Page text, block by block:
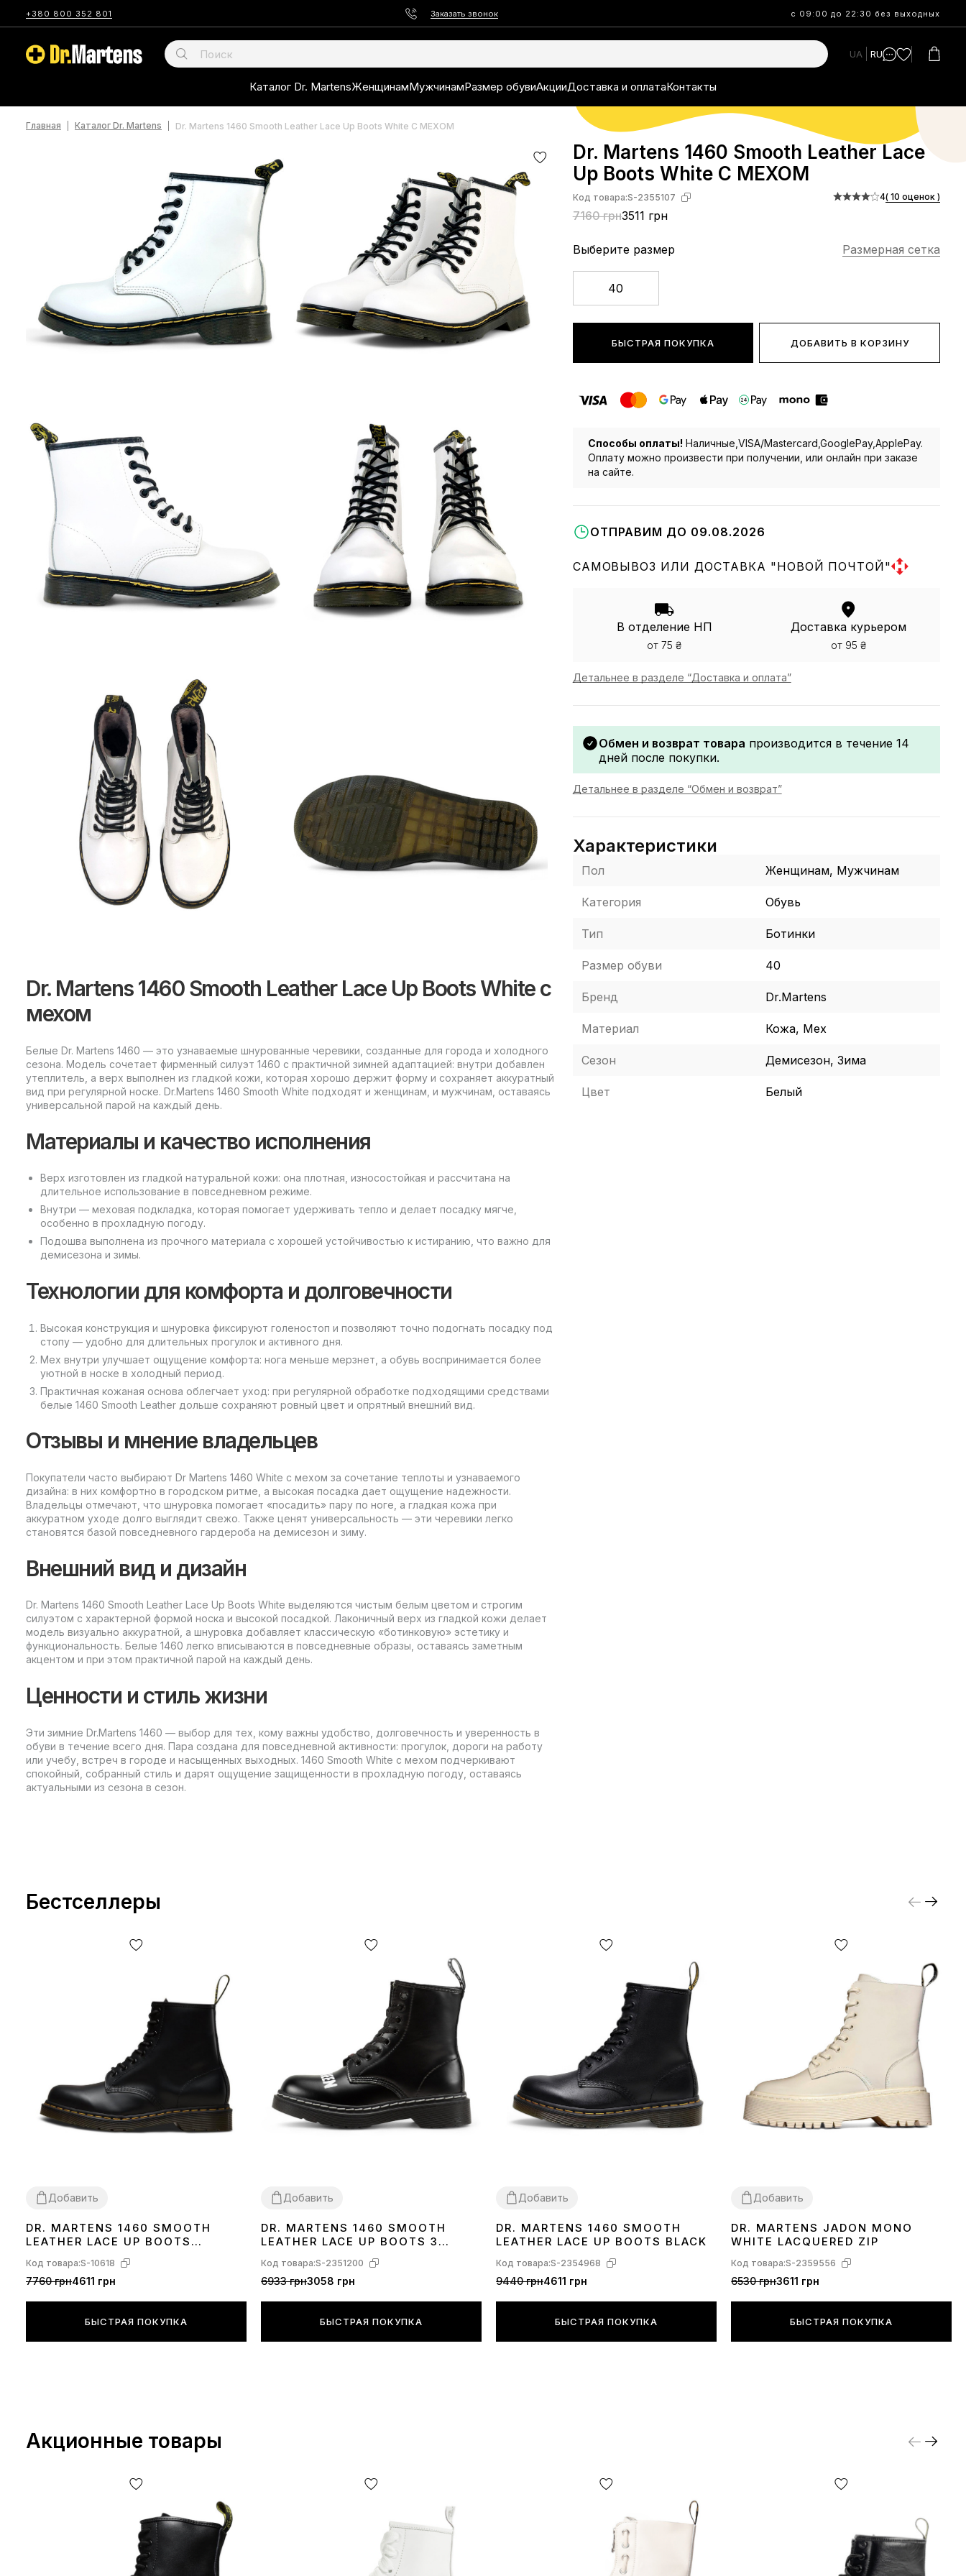
+380 800 352 801 Заказать звонок с 09:00 до 22:30 без выходных
UA RU
Каталог Dr. MartensЖенщинамМужчинамРазмер обувиАкцииДоставка и оплатаКонтакты
Главная Каталог Dr. Martens Dr. Martens 1460 Smooth Leather Lace Up Boots White С МЕХОМ
Dr. Martens 1460 Smooth Leather Lace Up Boots White с
мехом
Белые Dr. Martens 1460 — это узнаваемые шнурованные черевики, созданные для города и холодного
сезона. Модель сочетает фирменный силуэт 1460 с практичной зимней адаптацией: внутри добавлен
утеплитель, а верх выполнен из гладкой кожи, которая хорошо держит форму и сохраняет аккуратный
вид при регулярной носке. Dr.Martens 1460 Smooth White подходят и женщинам, и мужчинам, оставаясь
универсальной парой на каждый день.
Материалы и качество исполнения
Верх изготовлен из гладкой натуральной кожи: она плотная, износостойкая и рассчитана на
длительное использование в повседневном режиме.
Внутри — меховая подкладка, которая помогает удерживать тепло и делает посадку мягче,
особенно в прохладную погоду.
Подошва выполнена из прочного материала с хорошей устойчивостью к истиранию, что важно для
демисезона и зимы.
Технологии для комфорта и долговечности
Высокая конструкция и шнуровка фиксируют голеностоп и позволяют точно подогнать посадку под
стопу — удобно для длительных прогулок и активного дня.
Мех внутри улучшает ощущение комфорта: нога меньше мерзнет, а обувь воспринимается более
уютной в носке в холодный период.
Практичная кожаная основа облегчает уход: при регулярной обработке подходящими средствами
белые 1460 Smooth Leather дольше сохраняют ровный цвет и опрятный внешний вид.
Отзывы и мнение владельцев
Покупатели часто выбирают Dr Martens 1460 White с мехом за сочетание теплоты и узнаваемого
дизайна: в них комфортно в городском ритме, а высокая посадка дает ощущение надежности.
Владельцы отмечают, что шнуровка помогает «посадить» пару по ноге, а гладкая кожа при
аккуратном уходе долго выглядит свежо. Также ценят универсальность — эти черевики легко
становятся базой повседневного гардероба на демисезон и зиму.
Внешний вид и дизайн
Dr. Martens 1460 Smooth Leather Lace Up Boots White выделяются чистым белым цветом и строгим
силуэтом с характерной формой носка и высокой посадкой. Лаконичный верх из гладкой кожи делает
модель визуально аккуратной, а шнуровка добавляет классическую «ботинковую» эстетику и
функциональность. Белые 1460 легко вписываются в повседневные образы, оставаясь заметным
акцентом и при этом практичной парой на каждый день.
Ценности и стиль жизни
Эти зимние Dr.Martens 1460 — выбор для тех, кому важны удобство, долговечность и уверенность в
обуви в течение всего дня. Пара создана для повседневной активности: прогулок, дороги на работу
или учебу, встреч в городе и насыщенных выходных. 1460 Smooth White с мехом подчеркивают
спокойный, собранный стиль и дарят ощущение защищенности в прохладную погоду, оставаясь
актуальными из сезона в сезон.
Dr. Martens 1460 Smooth Leather Lace
Up Boots White С МЕХОМ
Код товара:S-2355107
7160 грн3511 грн
4( 10 оценок )
Выберите размер Размерная сетка
40
БЫСТРАЯ ПОКУПКА ДОБАВИТЬ В КОРЗИНУ
Способы оплаты! Наличные,VISA/Mastercard,GooglePay,ApplePay.
Оплату можно произвести при получении, или онлайн при заказе
на сайте.
ОТПРАВИМ ДО 09.08.2026
САМОВЫВОЗ ИЛИ ДОСТАВКА "НОВОЙ ПОЧТОЙ"
В отделение НП
от 75 ₴
Доставка курьером
от 95 ₴
Детальнее в разделе “Доставка и оплата”
Обмен и возврат товара производится в течение 14
дней после покупки.
Детальнее в разделе “Обмен и возврат”
Характеристики
Пол Женщинам, Мужчинам
Категория Обувь
Тип Ботинки
Размер обуви 40
Бренд Dr.Martens
Материал Кожа, Мех
Сезон Демисезон, Зима
Цвет Белый
Бестселлеры
Добавить
36 373840 424344 45
DR. MARTENS 1460 SMOOTH
LEATHER LACE UP BOOTS
Код товара:S-10618
7760 грн4611 грн
БЫСТРАЯ ПОКУПКА
Добавить
38
DR. MARTENS 1460 SMOOTH
LEATHER LACE UP BOOTS З
Код товара:S-2351200
6933 грн3058 грн
БЫСТРАЯ ПОКУПКА
Добавить
36 373839 404142 43 444546
DR. MARTENS 1460 SMOOTH
LEATHER LACE UP BOOTS BLACK
Код товара:S-2354968
9440 грн4611 грн
БЫСТРАЯ ПОКУПКА
Добавить
36 373839
DR. MARTENS JADON MONO
WHITE LACQUERED ZIP
Код товара:S-2359556
6530 грн3611 грн
БЫСТРАЯ ПОКУПКА
Акционные товары